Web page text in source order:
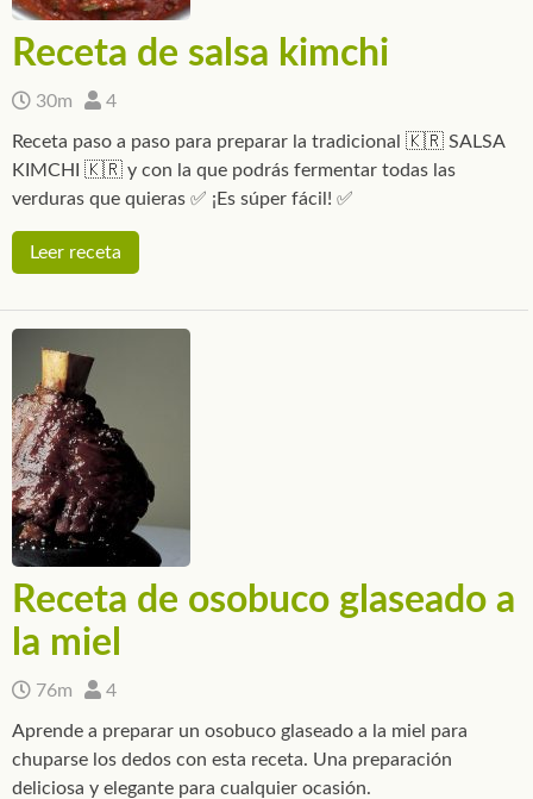
Receta de salsa kimchi
30m 4
Receta paso a paso para preparar la tradicional 🇰🇷 SALSA
KIMCHI 🇰🇷 y con la que podrás fermentar todas las
verduras que quieras ✅ ¡Es súper fácil! ✅
Leer receta
Receta de osobuco glaseado a
la miel
76m 4
Aprende a preparar un osobuco glaseado a la miel para
chuparse los dedos con esta receta. Una preparación
deliciosa y elegante para cualquier ocasión.